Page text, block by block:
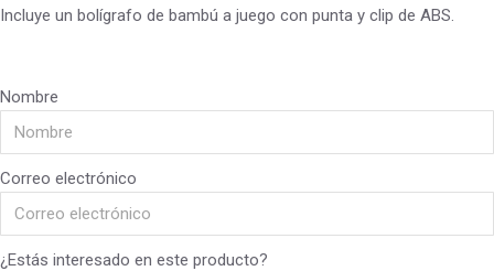
Incluye un bolígrafo de bambú a juego con punta y clip de ABS.
Nombre
Correo electrónico
¿Estás interesado en este producto?